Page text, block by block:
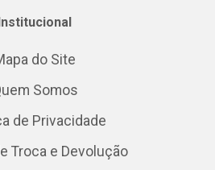
Institucional
do Site
Somos
de Privacidade
Troca e Devolução